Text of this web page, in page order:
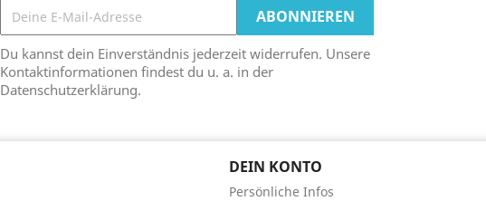
Du kannst dein Einverständnis jederzeit widerrufen. Unsere
Kontaktinformationen findest du u. a. in der
Datenschutzerklärung.
DEIN KONTO
Persönliche Infos